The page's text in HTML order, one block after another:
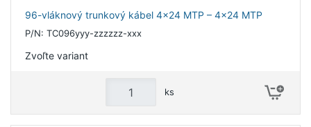
96-vláknový trunkový kábel 4x24 MTP – 4x24 MTP
P/N: TC096yyy-zzzzzz-xxx
Zvoľte variant
ks